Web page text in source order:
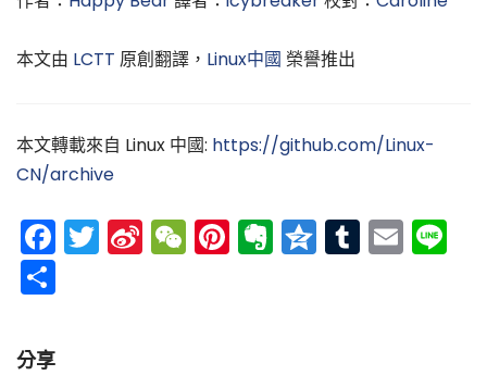
本文由 LCTT 原創翻譯， Linux中國 榮譽推出
本文轉載來自 Linux 中國: https://github.com/Linux-
CN/archive
Facebook
Twitter
Sina
Weibo
WeChat
Pinterest
Evernote
Qzone
Tumblr
分享